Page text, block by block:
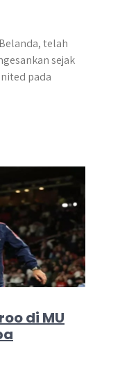
telah
sejak
pada
di MU